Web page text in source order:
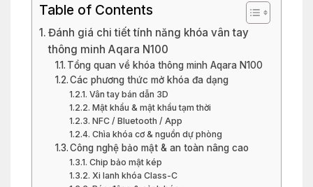
Table of Contents
Đánh giá chi tiết tính năng khóa vân tay
thông minh Aqara N100
Tổng quan về khóa thông minh Aqara N100
Các phương thức mở khóa đa dạng
Vân tay bán dẫn 3D
Mật khẩu & mật khẩu tạm thời
NFC / Bluetooth / App
Chìa khóa cơ & nguồn dự phòng
Công nghệ bảo mật & an toàn nâng cao
Chip bảo mật kép
Xi lanh khóa Class-C